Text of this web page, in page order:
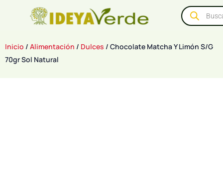
Inicio / Alimentación / Dulces / Chocolate Matcha Y Limón S/G
70gr Sol Natural